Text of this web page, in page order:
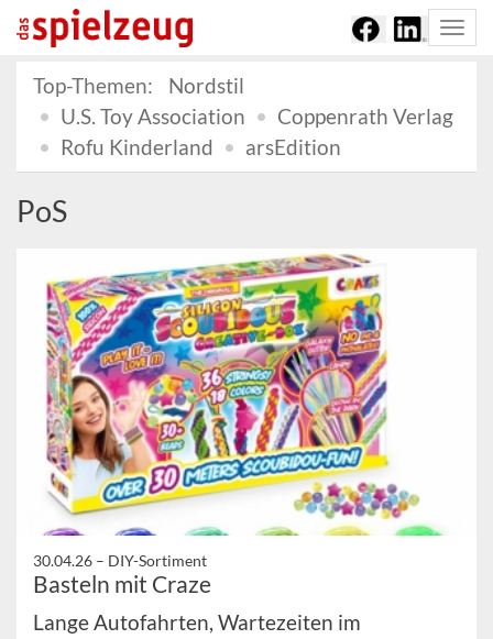
Top-Themen:
Nordstil
U.S. Toy Association
Coppenrath Verlag
Rofu Kinderland
arsEdition
PoS
30.04.26 – DIY-Sortiment
Basteln mit Craze
Lange Autofahrten, Wartezeiten im